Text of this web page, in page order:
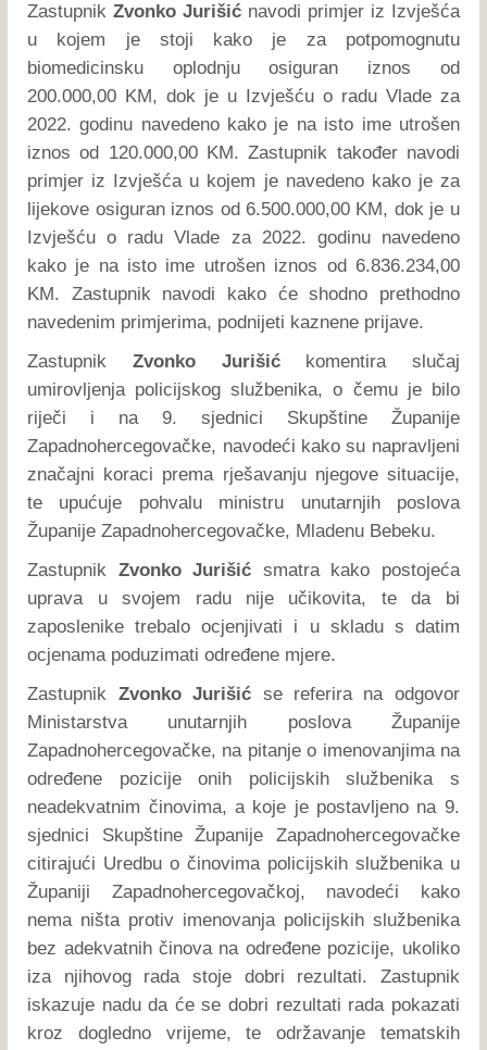
ZastupnikZvonko Jurišić navodi primjer iz Izvješća
u kojem je stoji kako je za potpomognutu
biomedicinsku oplodnju osiguran iznos od
200.000,00 KM, dok je u Izvješću o radu Vlade za
2022. godinu navedeno kako je na isto ime utrošen
iznos od 120.000,00 KM. Zastupnik također navodi
primjer iz Izvješća u kojem je navedeno kako je za
lijekove osiguran iznos od 6.500.000,00 KM, dok je u
Izvješću o radu Vlade za 2022. godinu navedeno
kako je na isto ime utrošen iznos od 6.836.234,00
KM. Zastupnik navodi kako će shodno prethodno
navedenim primjerima, podnijeti kaznene prijave.
Zastupnik Zvonko Jurišićkomentira slučaj
umirovljenja policijskog službenika, o čemu je bilo
riječi i na 9. sjednici Skupštine Županije
Zapadnohercegovačke, navodeći kako su napravljeni
značajni koraci prema rješavanju njegove situacije,
te upućuje pohvalu ministru unutarnjih poslova
Županije Zapadnohercegovačke, Mladenu Bebeku.
Zastupnik Zvonko Jurišić smatra kako postojeća
uprava u svojem radu nije učikovita, te da bi
zaposlenike trebalo ocjenjivati i u skladu s datim
ocjenama poduzimati određene mjere.
Zastupnik Zvonko Jurišić se referira na odgovor
Ministarstva unutarnjih poslova Županije
Zapadnohercegovačke, na pitanje o imenovanjima na
određene pozicije onih policijskih službenika s
neadekvatnim činovima, a koje je postavljeno na 9.
sjednici Skupštine Županije Zapadnohercegovačke
citirajući Uredbu o činovima policijskih službenika u
Županiji Zapadnohercegovačkoj, navodeći kako
nema ništa protiv imenovanja policijskih službenika
bez adekvatnih činova na određene pozicije, ukoliko
iza njihovog rada stoje dobri rezultati. Zastupnik
iskazuje nadu da će se dobri rezultati rada pokazati
kroz dogledno vrijeme, te održavanje tematskih